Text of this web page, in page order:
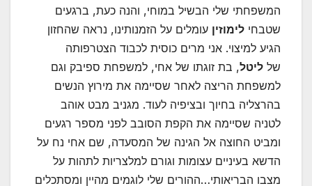
המשפחתי שלי הבשיל במוחי, והנה כעת, ברגעים
שטבחי לימוזין עומלים על הזמנותינו, נראה שהחזון
הגיע למיצוי. אני מרים כוסית לכבוד הצטרפותה
של ליטל, בת זוגתו של אחי, למשפחת ספיבק וגם
למשפחת הריצה לאחר שסיימה את מירוץ הנשים
בהרצליה בחיוך ובציפיה לעוד. מגניב מבט אוהב
לטניה שסיימה את הקפת הסובב לפני מספר רגעים
ומביט החוצה אל הגינה של המסעדה, שם אחי נח על
הדשא בעיניים עצומות וגורם למלצריות לתהות על
מצבו הבריאותי…ההורים שלי לוגמים מהיין ומסתכלים